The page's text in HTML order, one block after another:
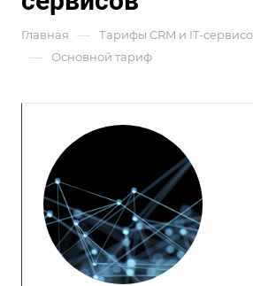
Главная — Тарифы CRM и IT-
— Основной тариф